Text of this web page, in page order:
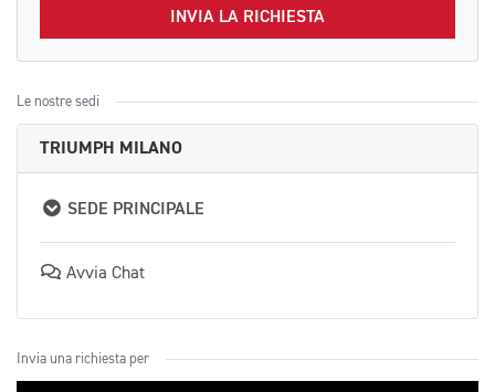
INVIA LA RICHIESTA
Le nostre sedi
TRIUMPH MILANO
SEDE PRINCIPALE
Avvia Chat
Invia una richiesta per